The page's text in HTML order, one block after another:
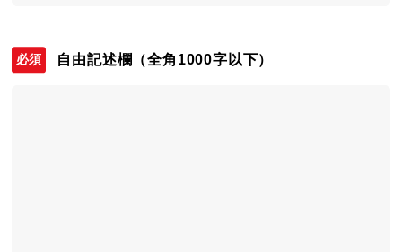
自由記述欄 （全角1000字以下）